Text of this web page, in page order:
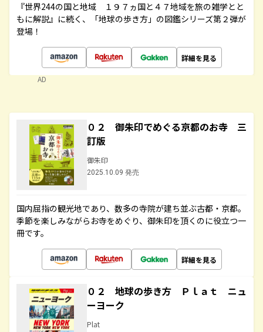
『世界244の国と地域 １９７ヵ国と４７地域を旅の雑学とと
もに解説』に続く、「地球の歩き方」の図鑑シリーズ第２弾が
登場！
詳細を見る
AD
０２ 御朱印でめぐる京都のお寺 三
訂版
御朱印
2025.10.09 発売
国内屈指の観光地であり、数多の寺院が建ち並ぶ古都・京都。
季節を楽しみながらお寺をめぐり、御朱印を頂くのに役立つ一
冊です。
詳細を見る
０２ 地球の歩き方 Ｐｌａｔ ニュ
ーヨーク
Plat